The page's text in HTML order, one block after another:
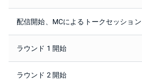
配信開始、MCによるトークセッション
ラウンド 1 開始
ラウンド 2 開始